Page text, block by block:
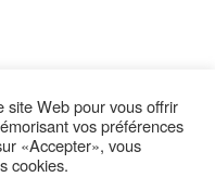
site Web pour vous offrir
vos préférences
«Accepter», vous
cookies.